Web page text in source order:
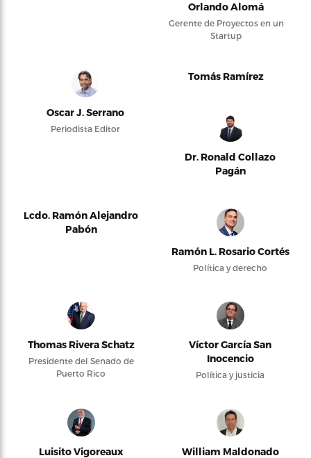
Orlando Alomá
Gerente de Proyectos en un
Startup
Oscar J. Serrano
Periodista Editor
Tomás Ramírez
Dr. Ronald Collazo
Pagán
Lcdo. Ramón Alejandro
Pabón
Ramón L. Rosario Cortés
Política y derecho
Thomas Rivera Schatz
Presidente del Senado de
Puerto Rico
Víctor García San
Inocencio
Política y justicia
Luisito Vigoreaux William Maldonado